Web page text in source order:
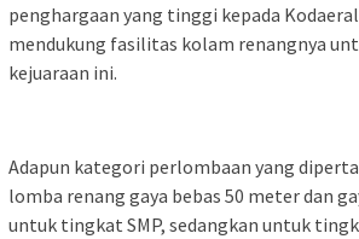
penghargaan yang tinggi kepada
mendukung fasilitas kolam renangnya
kejuaraan ini.
Adapun kategori perlombaan yang
lomba renang gaya bebas 50 meter dan
untuk tingkat SMP, sedangkan untuk